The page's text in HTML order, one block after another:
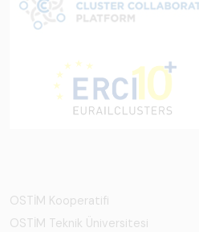
OSTİM Kooperatifi
OSTİM Teknik Üniversitesi